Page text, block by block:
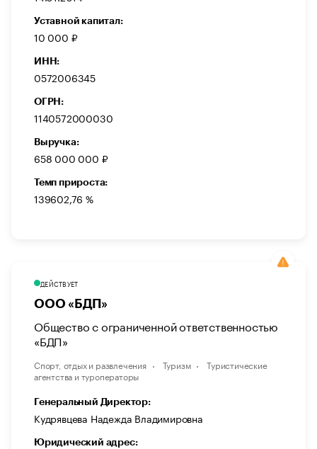
Уставной капитал:
10 000 ₽
ИНН:
0572006345
ОГРН:
1140572000030
Выручка:
658 000 000 ₽
Темп прироста:
139602,76 %
ДЕЙСТВУЕТ
ООО «БДП»
Общество с ограниченной ответственностью
«БДП»
Спорт, отдых и развлечения Туризм
Туристические
агентства и туроператоры
Генеральный Директор:
Кудрявцева Надежда Владимировна
Юридический адрес: